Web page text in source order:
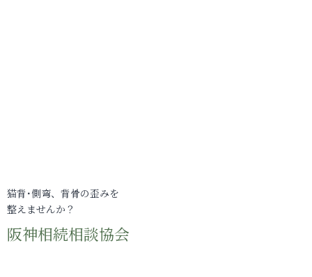
猫背･側弯、背骨の歪みを
整えませんか？
阪神相続相談協会